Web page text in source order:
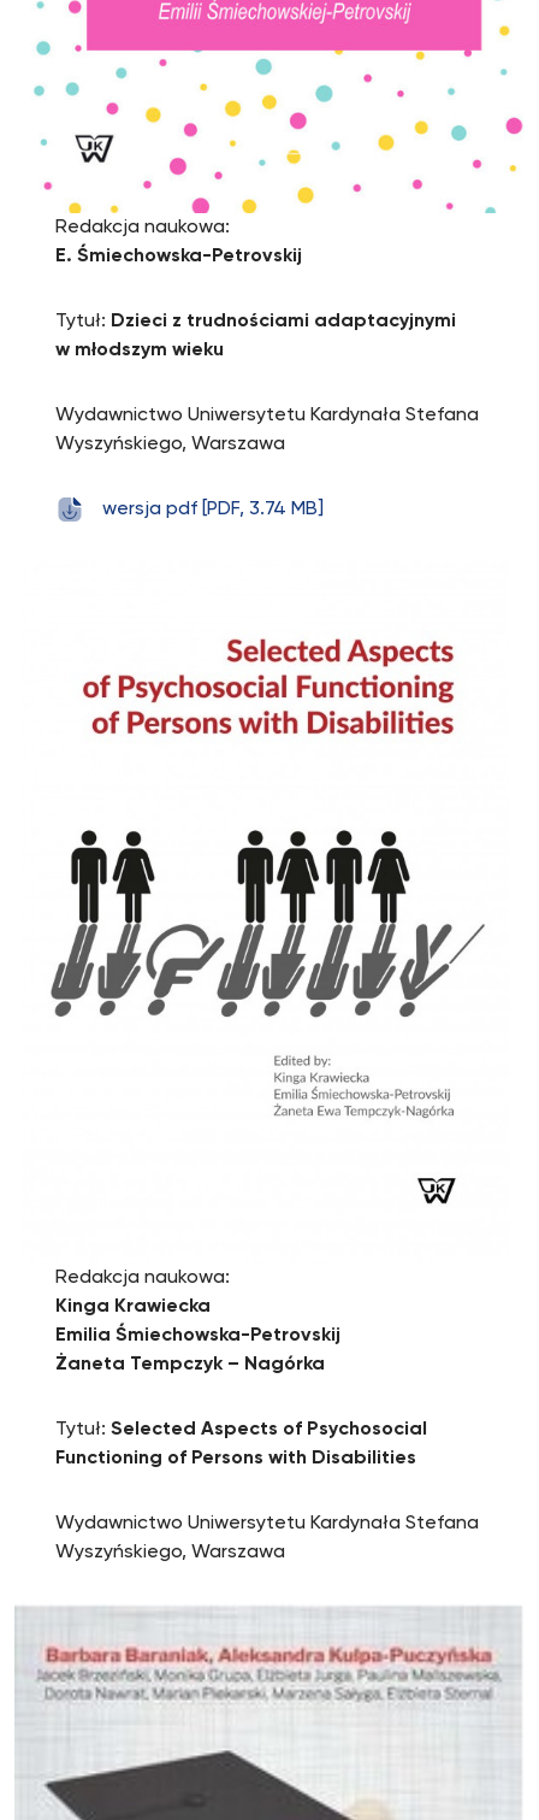
Redakcja naukowa:
E. Śmiechowska-Petrovskij
Tytuł: Dzieci z trudnościami adaptacyjnymi
w młodszym wieku
Wydawnictwo Uniwersytetu Kardynała Stefana
Wyszyńskiego, Warszawa
wersja pdf [PDF, 3.74 MB]
Redakcja naukowa:
Kinga Krawiecka
Emilia Śmiechowska-Petrovskij
Żaneta Tempczyk – Nagórka
Tytuł: Selected Aspects of Psychosocial
Functioning of Persons with Disabilities
Wydawnictwo Uniwersytetu Kardynała Stefana
Wyszyńskiego, Warszawa